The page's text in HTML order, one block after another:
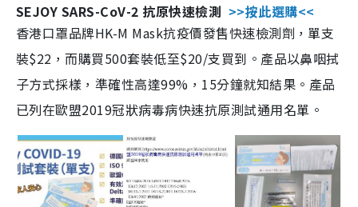
SEJOY SARS-CoV-2 抗原快速檢測 >>按此選購<<
香港口罩品牌HK-M Mask抗疫價發售快速檢測劑，單支
裝$22，而購買500套裝低至$20/支買到。產品以鼻咽拭
子方式採樣，準確性高達99%，15分鐘就知結果。產品
已列在歐盟2019冠狀病毒病快速抗原測試通用名單。